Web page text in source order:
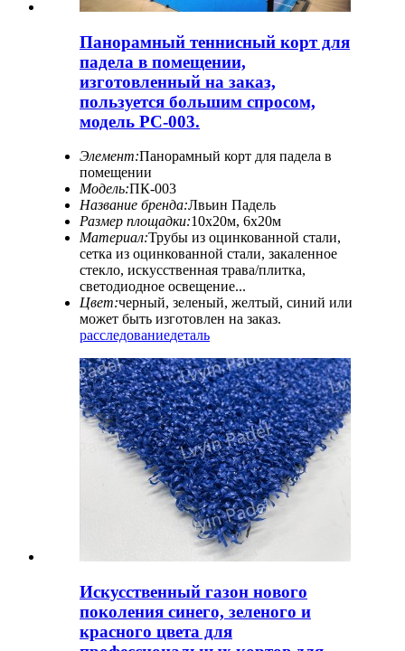
Панорамный теннисный корт для
падела в помещении,
изготовленный на заказ,
пользуется большим спросом,
модель PC-003.
Элемент:Панорамный корт для падела в
помещении
Модель:ПК-003
Название бренда:Лвьин Падель
Размер площадки:10х20м, 6х20м
Материал:Трубы из оцинкованной стали,
сетка из оцинкованной стали, закаленное
стекло, искусственная трава/плитка,
светодиодное освещение...
Цвет:черный, зеленый, желтый, синий или
может быть изготовлен на заказ.
расследованиедеталь
Искусственный газон нового
поколения синего, зеленого и
красного цвета для